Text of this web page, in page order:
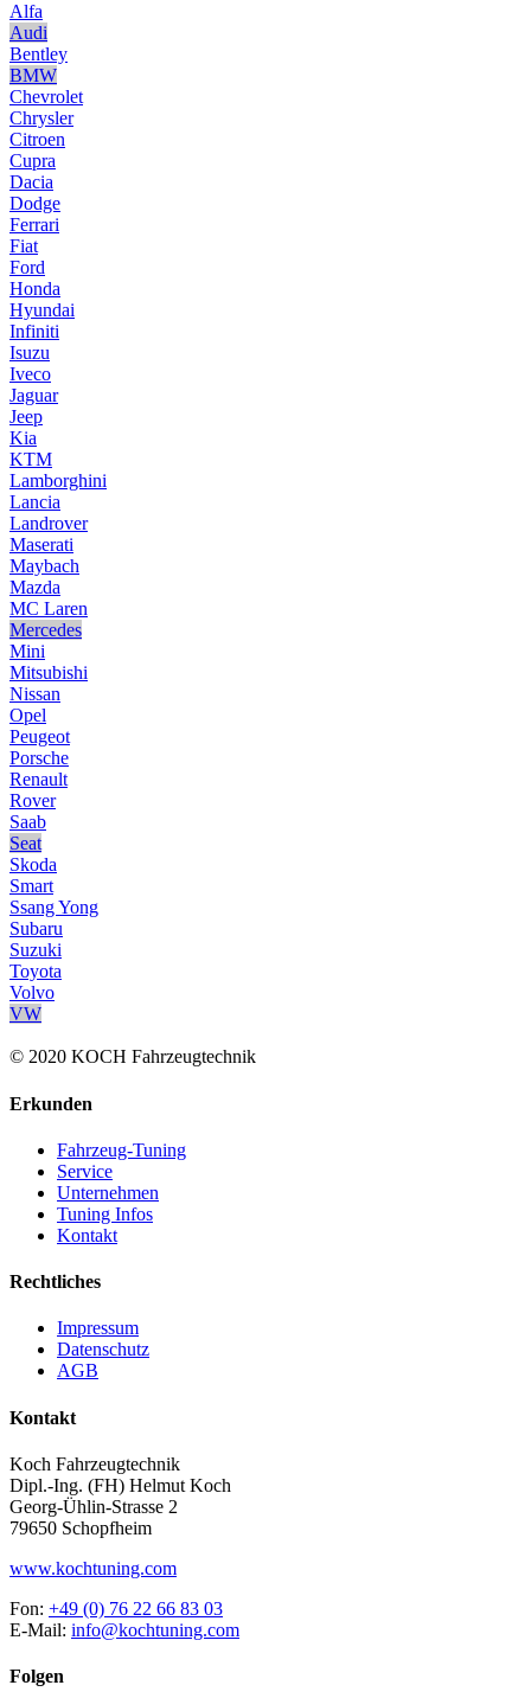
Alfa
Audi
Bentley
BMW
Chevrolet
Chrysler
Citroen
Cupra
Dacia
Dodge
Ferrari
Fiat
Ford
Honda
Hyundai
Infiniti
Isuzu
Iveco
Jaguar
Jeep
Kia
KTM
Lamborghini
Lancia
Landrover
Maserati
Maybach
Mazda
MC Laren
Mercedes
Mini
Mitsubishi
Nissan
Opel
Peugeot
Porsche
Renault
Rover
Saab
Seat
Skoda
Smart
Ssang Yong
Subaru
Suzuki
Toyota
Volvo
VW
© 2020 KOCH Fahrzeugtechnik
Erkunden
Fahrzeug-Tuning
Service
Unternehmen
Tuning Infos
Kontakt
Rechtliches
Impressum
Datenschutz
AGB
Kontakt
Koch Fahrzeugtechnik
Dipl.-Ing. (FH) Helmut Koch
Georg-Ühlin-Strasse 2
79650 Schopfheim
www.kochtuning.com
Fon: +49 (0) 76 22 66 83 03
E-Mail: info@kochtuning.com
Folgen